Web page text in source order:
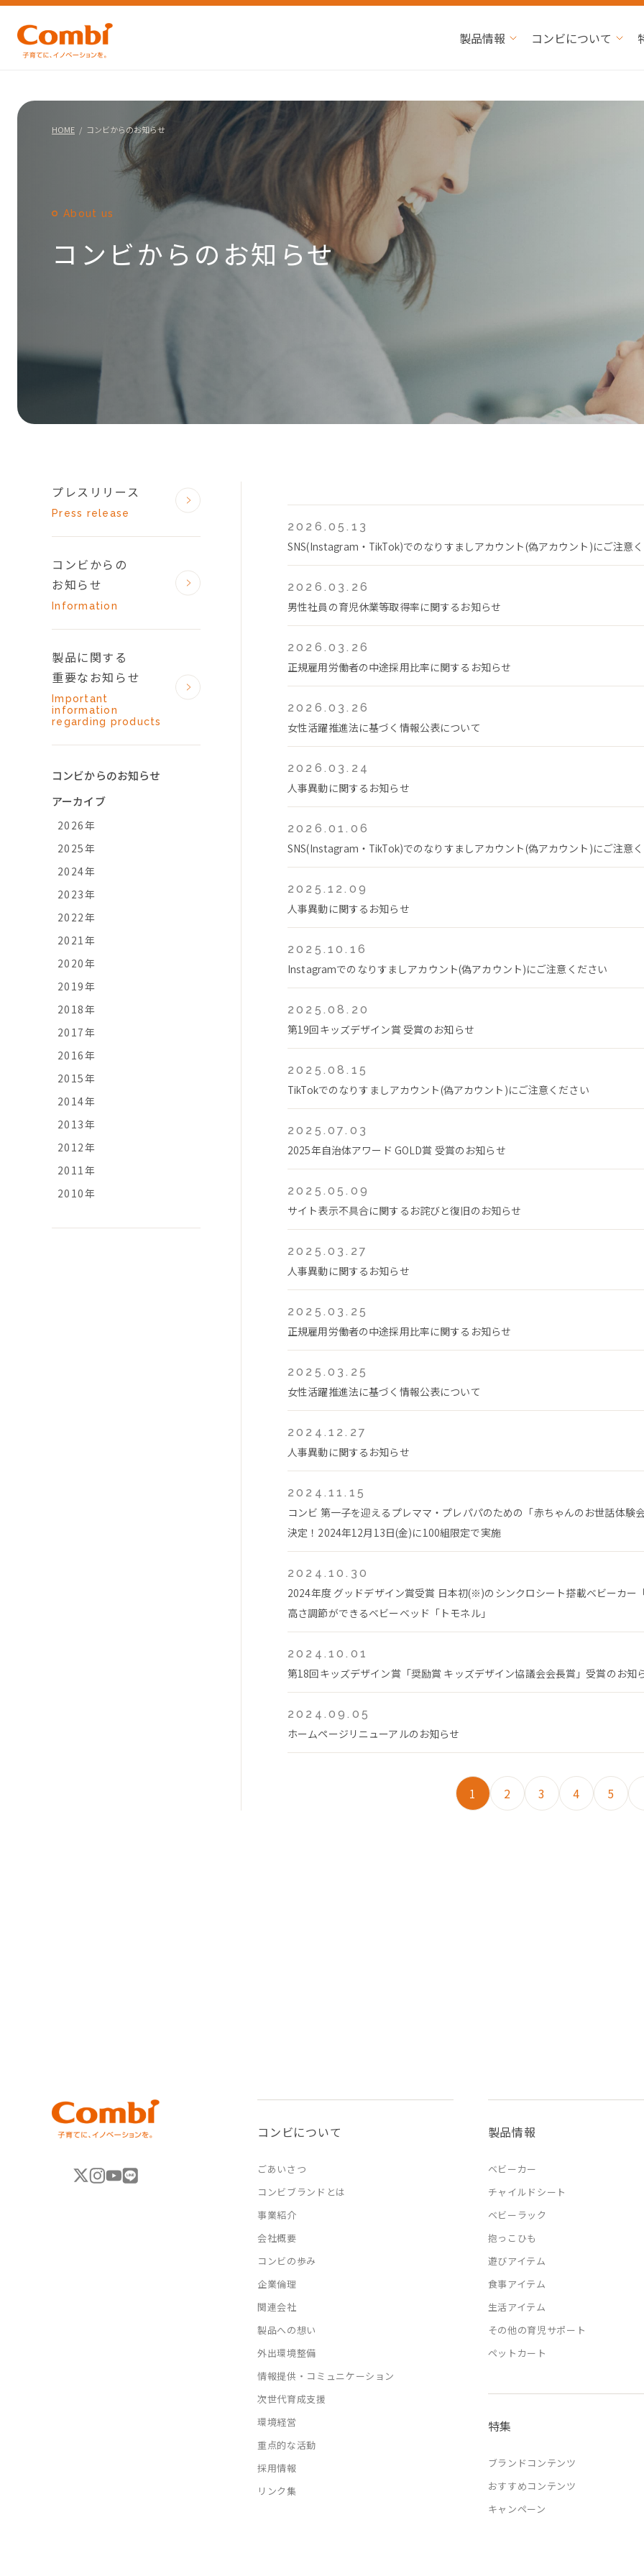
製品情報 コンビについて
HOME コンビからのお知らせ
About us
コンビからのお知らせ
2026.05.13
SNS(Instagram・TikTok)でのなりすましアカウント(偽アカウント)にご注意
2026.03.26
男性社員の育児休業等取得率に関するお知らせ
2026.03.26
正規雇用労働者の中途採用比率に関するお知らせ
2026.03.26
女性活躍推進法に基づく情報公表について
2026.03.24
人事異動に関するお知らせ
2026.01.06
SNS(Instagram・TikTok)でのなりすましアカウント(偽アカウント)にご注意
2025.12.09
人事異動に関するお知らせ
2025.10.16
Instagramでのなりすましアカウント(偽アカウント)にご注意ください
2025.08.20
第19回キッズデザイン賞 受賞のお知らせ
2025.08.15
TikTokでのなりすましアカウント(偽アカウント)にご注意ください
2025.07.03
2025年自治体アワード GOLD賞 受賞のお知らせ
2025.05.09
サイト表示不具合に関するお詫びと復旧のお知らせ
2025.03.27
人事異動に関するお知らせ
2025.03.25
正規雇用労働者の中途採用比率に関するお知らせ
2025.03.25
女性活躍推進法に基づく情報公表について
2024.12.27
人事異動に関するお知らせ
2024.11.15
コンビ 第一子を迎えるプレママ・プレパパのための「赤ちゃんのお世話体験
決定！2024年12月13日(金)に100組限定で実施
2024.10.30
2024年度 グッドデザイン賞受賞 日本初(※)のシンクロシート搭載ベビーカー
高さ調節ができるベビーベッド「トモネル」
2024.10.01
第18回キッズデザイン賞「奨励賞 キッズデザイン協議会会長賞」受賞のお知
2024.09.05
ホームページリニューアルのお知らせ
1 2 3 4 5
プレスリリース
Press release
コンビからの
お知らせ
Information
製品に関する
重要なお知らせ
Important
information
regarding products
コンビからのお知らせ
アーカイブ
2026年
2025年
2024年
2023年
2022年
2021年
2020年
2019年
2018年
2017年
2016年
2015年
2014年
2013年
2012年
2011年
2010年
コンビについて
ごあいさつ
コンビブランドとは
事業紹介
会社概要
コンビの歩み
企業倫理
関連会社
製品への想い
外出環境整備
情報提供・コミュニケーション
次世代育成支援
環境経営
重点的な活動
採用情報
リンク集
製品情報
ベビーカー
チャイルドシート
ベビーラック
抱っこひも
遊びアイテム
食事アイテム
生活アイテム
その他の育児サポート
ペットカート
特集
ブランドコンテンツ
おすすめコンテンツ
キャンペーン